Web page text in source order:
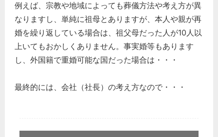
例えば、宗教や地域によっても葬儀方法や考え方が異
なりますし、単純に祖母とありますが、本人や親が再
婚を繰り返している場合は、祖父母だった人が10人以
上いてもおかしくありません。事実婚等もあります
し、外国籍で重婚可能な国だった場合は・・・
最終的には、会社（社長）の考え方なので・・・